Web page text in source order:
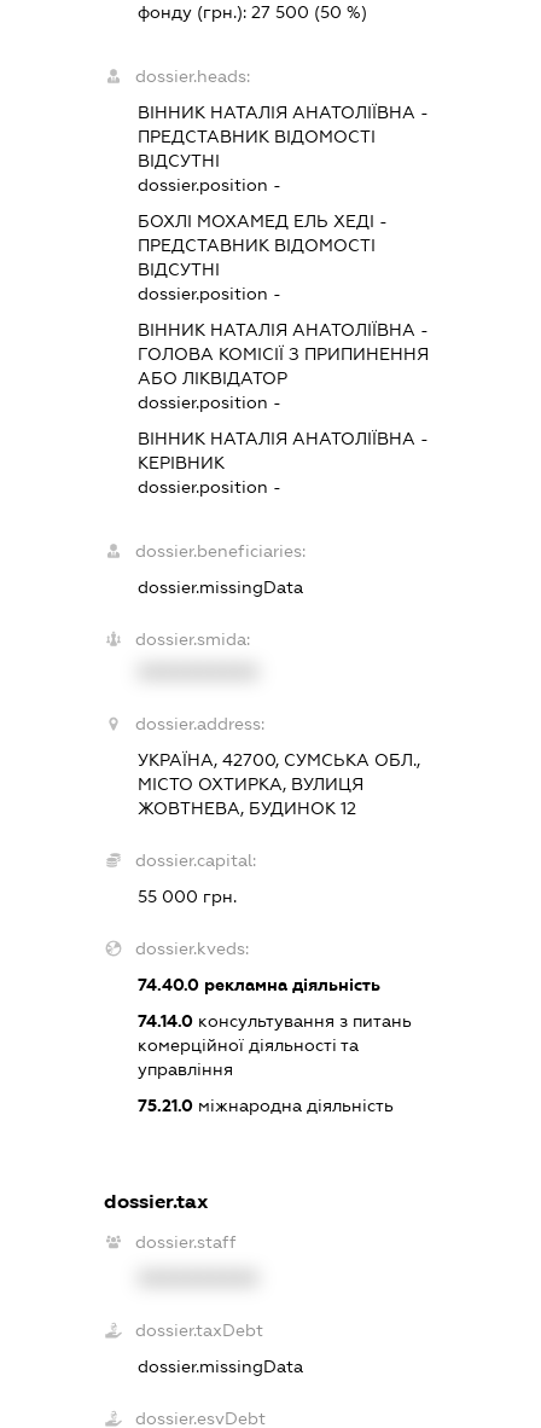
фонду (грн.):27 500 (50 %)
dossier.heads:
ВІННИК НАТАЛІЯ АНАТОЛІЇВНА -
ПРЕДСТАВНИК ВІДОМОСТІ
ВІДСУТНІ
dossier.position -
БОХЛІ МОХАМЕД ЕЛЬ ХЕДІ -
ПРЕДСТАВНИК ВІДОМОСТІ
ВІДСУТНІ
dossier.position -
ВІННИК НАТАЛІЯ АНАТОЛІЇВНА -
ГОЛОВА КОМІСІЇ З ПРИПИНЕННЯ
АБО ЛІКВІДАТОР
dossier.position -
ВІННИК НАТАЛІЯ АНАТОЛІЇВНА -
КЕРІВНИК
dossier.position -
dossier.beneficiaries:
dossier.missingData
dossier.smida:
dossier.address:
УКРАЇНА, 42700, СУМСЬКА ОБЛ.,
МІСТО ОХТИРКА, ВУЛИЦЯ
ЖОВТНЕВА, БУДИНОК 12
dossier.capital:
55 000 грн.
dossier.kveds:
74.40.0 рекламна діяльність
74.14.0 консультування з питань
комерційної діяльності та
управління
75.21.0 міжнародна діяльність
dossier.tax
dossier.staff
dossier.taxDebt
dossier.missingData
dossier.esvDebt